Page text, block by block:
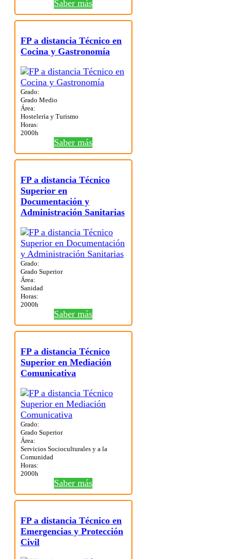
Saber más
FP a distancia Técnico en
Cocina y Gastronomía
Grado:
Grado Medio
Área:
Hostelería y Turismo
Horas:
2000h
Saber más
FP a distancia Técnico
Superior en
Documentación y
Administración Sanitarias
Grado:
Grado Superior
Área:
Sanidad
Horas:
2000h
Saber más
FP a distancia Técnico
Superior en Mediación
Comunicativa
Grado:
Grado Superior
Área:
Servicios Socioculturales y a la
Comunidad
Horas:
2000h
Saber más
FP a distancia Técnico en
Emergencias y Protección
Civil